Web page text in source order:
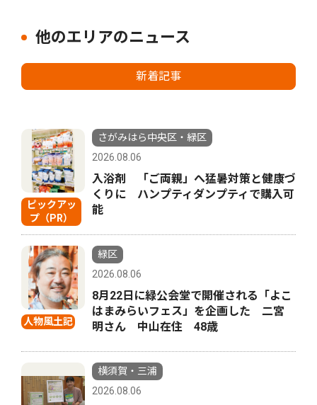
他のエリアのニュース
新着記事
ピックアッ
プ（PR）
さがみはら中央区・緑区
2026.08.06
入浴剤 「ご両親」へ猛暑対策と健康づ
くりに ハンプティダンプティで購入可
能
人物風土記
緑区
2026.08.06
8月22日に緑公会堂で開催される「よこ
はまみらいフェス」を企画した 二宮
明さん 中山在住 48歳
横須賀・三浦
2026.08.06